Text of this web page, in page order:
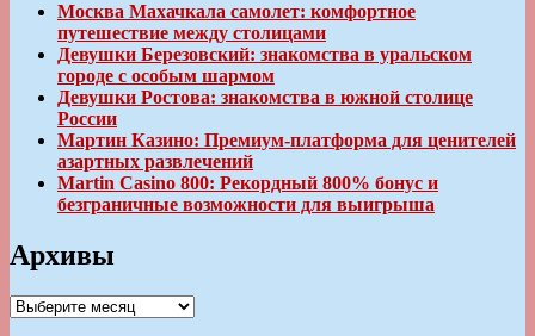
Москва Махачкала самолет: комфортное
путешествие между столицами
Девушки Березовский: знакомства в уральском
городе с особым шармом
Девушки Ростова: знакомства в южной столице
России
Мартин Казино: Премиум-платформа для ценителей
азартных развлечений
Martin Casino 800: Рекордный 800% бонус и
безграничные возможности для выигрыша
Архивы
Архивы